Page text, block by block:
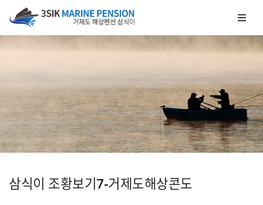
메뉴 건너뛰기
삼식이 조황보기7-거제도해상콘도